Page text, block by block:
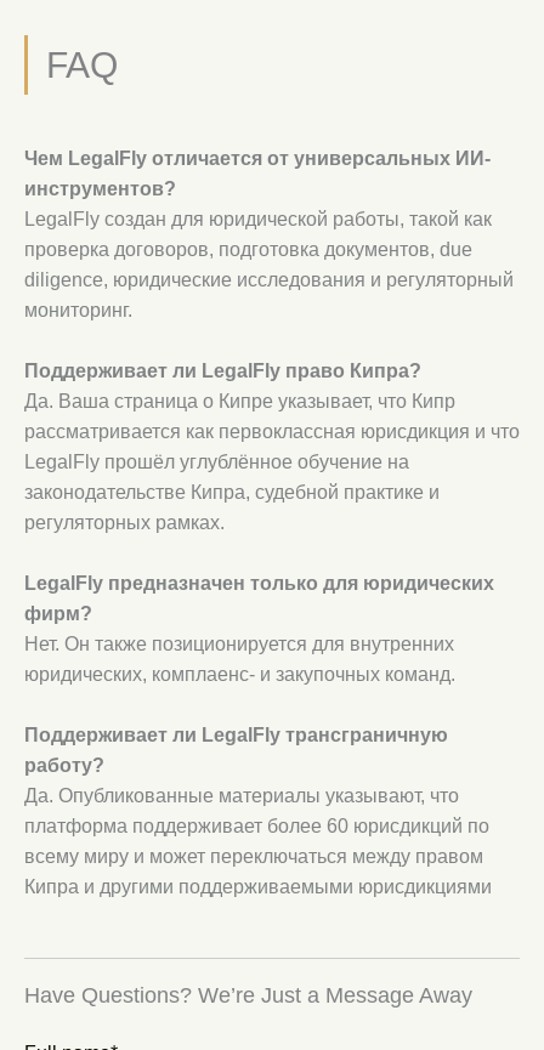
FAQ
Чем LegalFly отличается от универсальных ИИ-
инструментов?
LegalFly создан для юридической работы, такой как
проверка договоров, подготовка документов, due
diligence, юридические исследования и регуляторный
мониторинг.
Поддерживает ли LegalFly право Кипра?
Да. Ваша страница о Кипре указывает, что Кипр
рассматривается как первоклассная юрисдикция и что
LegalFly прошёл углублённое обучение на
законодательстве Кипра, судебной практике и
регуляторных рамках.
LegalFly предназначен только для юридических
фирм?
Нет. Он также позиционируется для внутренних
юридических, комплаенс- и закупочных команд.
Поддерживает ли LegalFly трансграничную
работу?
Да. Опубликованные материалы указывают, что
платформа поддерживает более 60 юрисдикций по
всему миру и может переключаться между правом
Кипра и другими поддерживаемыми юрисдикциями
Have Questions? We’re Just a Message Away